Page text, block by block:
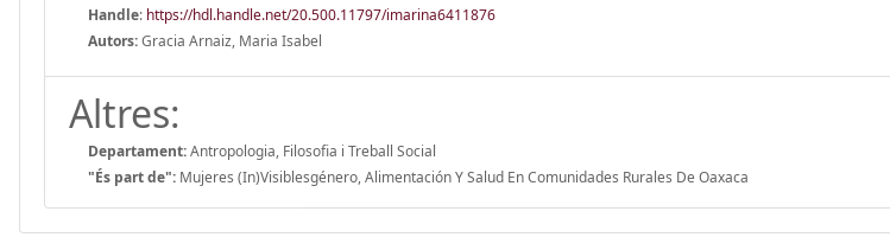
Handle: https://hdl.handle.net/20.500.11797/imarina6411876
Autors:Gracia Arnaiz, Maria Isabel
Altres:
Departament:Antropologia, Filosofia i Treball Social
"És part de": Mujeres (In)Visiblesgénero, Alimentación Y Salud En Comunidades Rurales De Oaxaca